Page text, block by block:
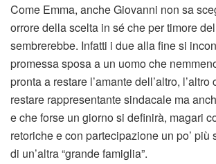
Come Emma, anche Giovanni non sa
orrore della scelta in sé che per timore
sembrerebbe. Infatti i due alla fine si
promessa sposa a un uomo che
pronta a restare l’amante dell’altro,
restare rappresentante sindacale ma
e che forse un giorno si definirà, magari
retoriche e con partecipazione un po’ più
di un’altra “grande famiglia”.